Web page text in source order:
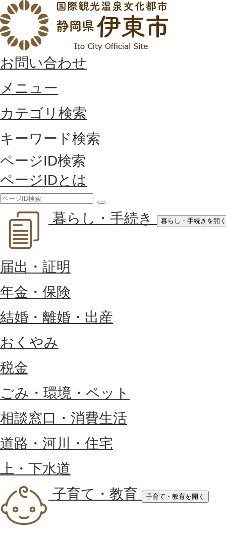
お問い合わせ
メニュー
カテゴリ検索
キーワード検索
ページID検索
ページIDとは
索
暮らし・手続き 暮らし・手続きを開く
届出・証明
年金・保険
結婚・離婚・出産
おくやみ
税金
ごみ・環境・ペット
相談窓口・消費生活
道路・河川・住宅
上・下水道
子育て・教育
子育て・教育を開く